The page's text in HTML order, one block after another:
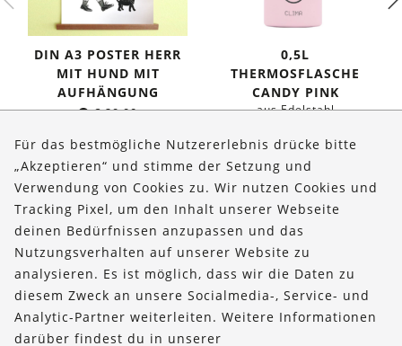
DIN A3 POSTER HERR
MIT HUND MIT
AUFHÄNGUNG
€29,90
0,5L
THERMOSFLASCHE
CANDY PINK
aus Edelstahl
Preis
war:
€ 34,95
Preis
€ 29,95.
Über uns
Bestellungen
Kontakt & Hilfe
FOLLOW US
Für das bestmögliche Nutzererlebnis drücke bitte
„Akzeptieren“ und stimme der Setzung und
Verwendung von Cookies zu. Wir nutzen Cookies und
Tracking Pixel, um den Inhalt unserer Webseite
deinen Bedürfnissen anzupassen und das
Nutzungsverhalten auf unserer Website zu
analysieren. Es ist möglich, dass wir die Daten zu
diesem Zweck an unsere Socialmedia-, Service- und
Analytic-Partner weiterleiten. Weitere Informationen
darüber findest du in unserer